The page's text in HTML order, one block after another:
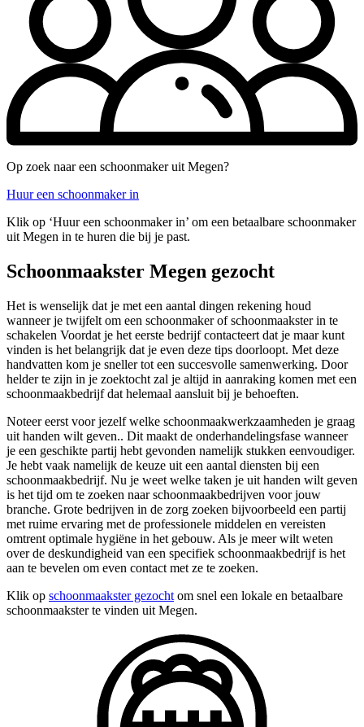
Op zoek naar een schoonmaker uit Megen?
Huur een schoonmaker in
Klik op ‘Huur een schoonmaker in’ om een betaalbare schoonmaker
uit Megen in te huren die bij je past.
Schoonmaakster Megen gezocht
Het is wenselijk dat je met een aantal dingen rekening houd
wanneer je twijfelt om een schoonmaker of schoonmaakster in te
schakelen Voordat je het eerste bedrijf contacteert dat je maar kunt
vinden is het belangrijk dat je even deze tips doorloopt. Met deze
handvatten kom je sneller tot een succesvolle samenwerking. Door
helder te zijn in je zoektocht zal je altijd in aanraking komen met een
schoonmaakbedrijf dat helemaal aansluit bij je behoeften.
Noteer eerst voor jezelf welke schoonmaakwerkzaamheden je graag
uit handen wilt geven.. Dit maakt de onderhandelingsfase wanneer
je een geschikte partij hebt gevonden namelijk stukken eenvoudiger.
Je hebt vaak namelijk de keuze uit een aantal diensten bij een
schoonmaakbedrijf. Nu je weet welke taken je uit handen wilt geven
is het tijd om te zoeken naar schoonmaakbedrijven voor jouw
branche. Grote bedrijven in de zorg zoeken bijvoorbeeld een partij
met ruime ervaring met de professionele middelen en vereisten
omtrent optimale hygiëne in het gebouw. Als je meer wilt weten
over de deskundigheid van een specifiek schoonmaakbedrijf is het
aan te bevelen om even contact met ze te zoeken.
Klik op schoonmaakster gezocht om snel een lokale en betaalbare
schoonmaakster te vinden uit Megen.